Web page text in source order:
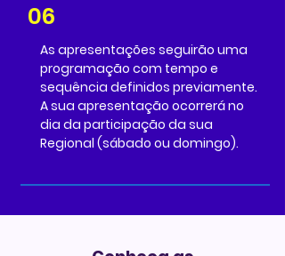
06
As apresentações seguirão uma
programação com tempo e
sequência definidos previamente.
A sua apresentação ocorrerá no
dia da participação da sua
Regional (sábado ou domingo).